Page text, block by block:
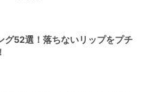
グ52選！落ちないリップをプチ